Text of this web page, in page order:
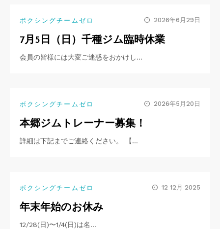
ボクシングチームゼロ 2026年6月29日
7月5日（日）千種ジム臨時休業
会員の皆様には大変ご迷惑をおかけし…
ボクシングチームゼロ 2026年5月20日
本郷ジムトレーナー募集！
詳細は下記までご連絡ください。 【…
ボクシングチームゼロ 12 12月 2025
年末年始のお休み
12/28(日)〜1/4(日)は名…